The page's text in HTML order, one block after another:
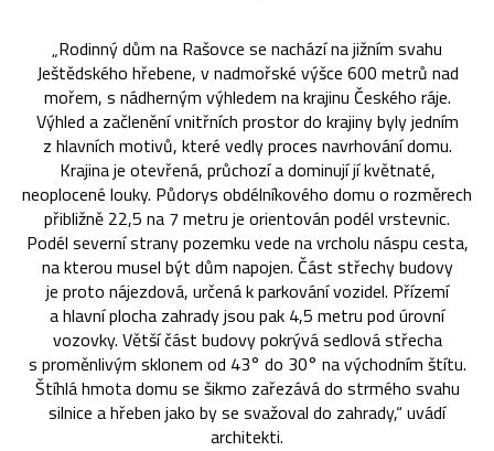
„Rodinný dům na Rašovce se nachází na jižním svahu
Ještědského hřebene, v nadmořské výšce 600 metrů nad
mořem, s nádherným výhledem na krajinu Českého ráje.
Výhled a začlenění vnitřních prostor do krajiny byly jedním
z hlavních motivů, které vedly proces navrhování domu.
Krajina je otevřená, průchozí a dominují jí květnaté,
neoplocené louky. Půdorys obdélníkového domu o rozměrech
přibližně 22,5 na 7 metru je orientován podél vrstevnic.
Podél severní strany pozemku vede na vrcholu náspu cesta,
na kterou musel být dům napojen. Část střechy budovy
je proto nájezdová, určená k parkování vozidel. Přízemí
a hlavní plocha zahrady jsou pak 4,5 metru pod úrovní
vozovky. Větší část budovy pokrývá sedlová střecha
s proměnlivým sklonem od 43° do 30° na východním štítu.
Štíhlá hmota domu se šikmo zařezává do strmého svahu
silnice a hřeben jako by se svažoval do zahrady,“ uvádí
architekti.